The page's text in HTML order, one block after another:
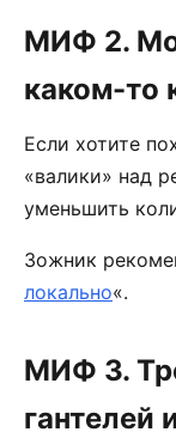
МИФ 2.
каком-то
Если хотите
«валики» над
уменьшить
Зожник
локально«.
МИФ 3.
гантелей